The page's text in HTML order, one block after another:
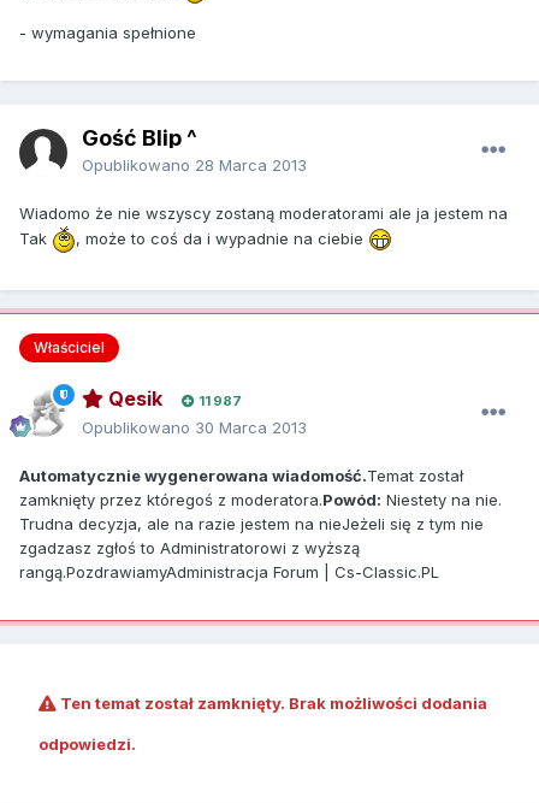
- wymagania spełnione
Gość Blip ^
Opublikowano 28 Marca 2013
Wiadomo że nie wszyscy zostaną moderatorami ale ja jestem na
Tak
, może to coś da i wypadnie na ciebie
Właściciel
Qesik 11 987
Opublikowano 30 Marca 2013
Automatycznie wygenerowana wiadomość.Temat został
zamknięty przez któregoś z moderatora.Powód: Niestety na nie.
Trudna decyzja, ale na razie jestem na nieJeżeli się z tym nie
zgadzasz zgłoś to Administratorowi z wyższą
rangą.PozdrawiamyAdministracja Forum | Cs-Classic.PL
Ten temat został zamknięty. Brak możliwości dodania
odpowiedzi.